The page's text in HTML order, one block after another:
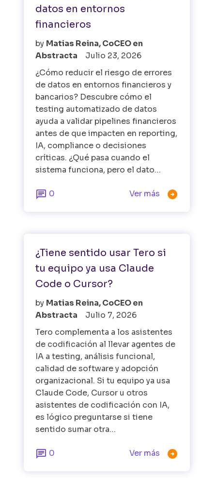
datos en entornos
financieros
by Matias Reina, CoCEO en
Abstracta
Julio 23, 2026
¿Cómo reducir el riesgo de errores
de datos en entornos financieros y
bancarios? Descubre cómo el
testing automatizado de datos
ayuda a validar pipelines financieros
antes de que impacten en reporting,
IA, compliance o decisiones
críticas. ¿Qué pasa cuando el
sistema funciona, pero el dato…
 0 Ver más 
¿Tiene sentido usar Tero si
tu equipo ya usa Claude
Code o Cursor?
by Matias Reina, CoCEO en
Abstracta
Julio 7, 2026
Tero complementa a los asistentes
de codificación al llevar agentes de
IA a testing, análisis funcional,
calidad de software y adopción
organizacional. Si tu equipo ya usa
Claude Code, Cursor u otros
asistentes de codificación con IA,
es lógico preguntarse si tiene
sentido sumar otra…
 0 Ver más 